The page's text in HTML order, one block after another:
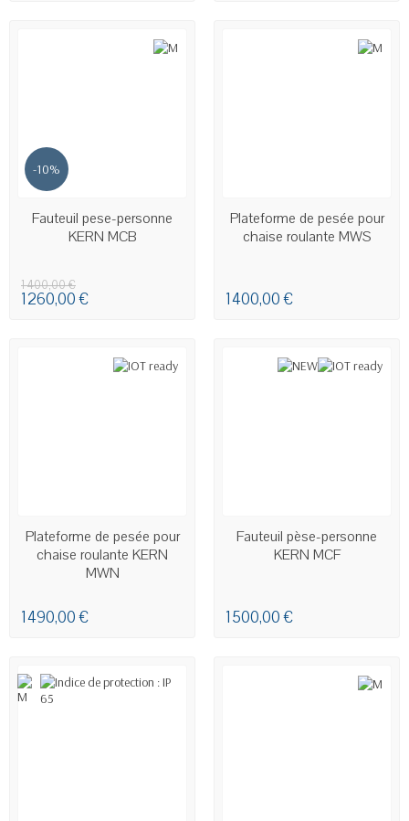
-10%
EN STOCK
Fauteuil pese-personne
KERN MCB
1 400,00 €
1 260,00 €
EN STOCK
Plateforme de pesée pour
chaise roulante MWS
1 400,00 €
Plateforme de pesée pour
chaise roulante KERN
MWN
1 490,00 €
EN STOCK
Fauteuil pèse-personne
KERN MCF
1 500,00 €